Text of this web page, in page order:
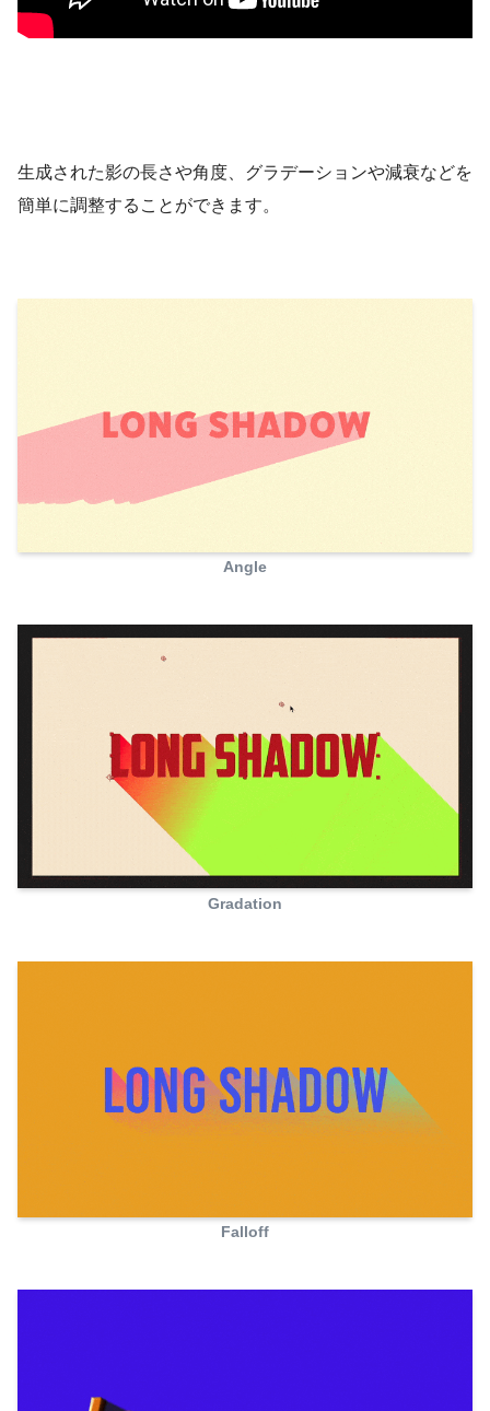
生成された影の長さや角度、グラデーションや減衰などを
簡単に調整することができます。
Angle
Gradation
Falloff